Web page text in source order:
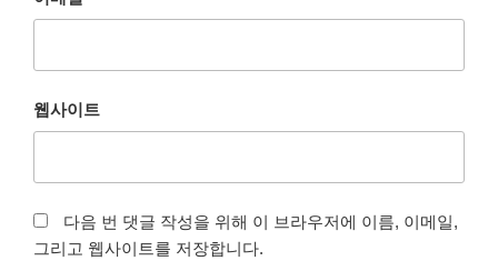
웹사이트
다음 번 댓글 작성을 위해 이 브라우저에 이름, 이메일,
그리고 웹사이트를 저장합니다.